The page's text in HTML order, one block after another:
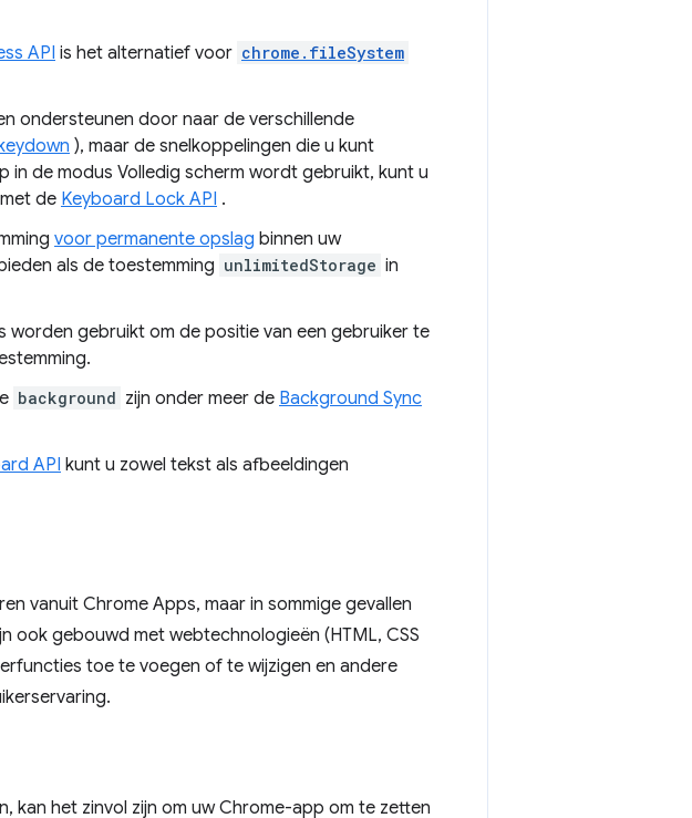
API is het alternatief voor chrome.fileSystem
ondersteunen door naar de verschillende
), maar de snelkoppelingen die u kunt
in de modus Volledig scherm wordt gebruikt, kunt u
de Keyboard Lock API .
voor permanente opslag binnen uw
als de toestemming unlimitedStorage in
worden gebruikt om de positie van een gebruiker te
background zijn onder meer de Background Sync
API kunt u zowel tekst als afbeeldingen
vanuit Chrome Apps, maar in sommige gevallen
ook gebouwd met webtechnologieën (HTML, CSS
toe te voegen of te wijzigen en andere
kan het zinvol zijn om uw Chrome-app om te zetten